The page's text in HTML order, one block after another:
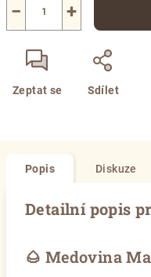
+
−
Zeptat se Sdílet
Popis Diskuze
Detailní popis
🌰 Medovina